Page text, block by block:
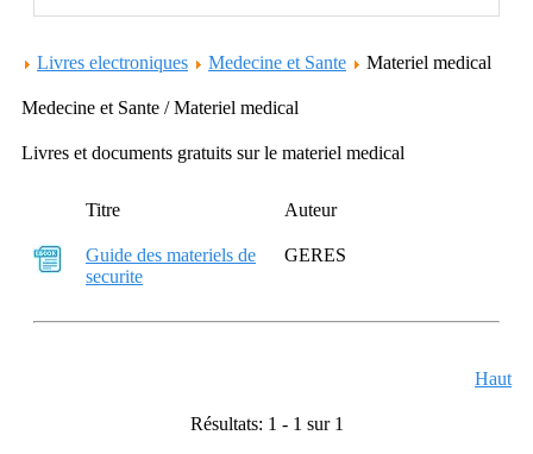
Livres electroniques Medecine et Sante Materiel medical
Medecine et Sante / Materiel medical
Livres et documents gratuits sur le materiel medical
Titre Auteur
Guide des materiels de
securite
GERES
Haut
Résultats: 1 - 1 sur 1